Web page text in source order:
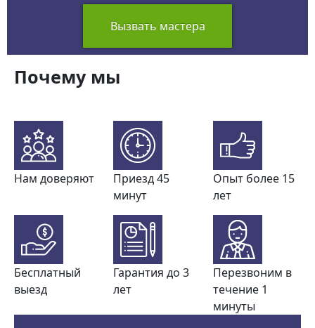
Вызвать мастера
Почему мы
Нам доверяют
Приезд 45
минут
Опыт более 15
лет
Бесплатный
выезд
Гарантия до 3
лет
Перезвоним в
течение 1
минуты